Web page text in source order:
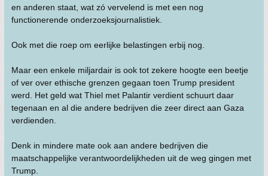
en anderen staat, wat zó vervelend is met een nog
functionerende onderzoeksjournalistiek.
Ook met die roep om eerlijke belastingen erbij nog.
Maar een enkele miljardair is ook tot zekere hoogte een beetje
of ver over ethische grenzen gegaan toen Trump president
werd. Het geld wat Thiel met Palantir verdient schuurt daar
tegenaan en al die andere bedrijven die zeer direct aan Gaza
verdienden.
Denk in mindere mate ook aan andere bedrijven die
maatschappelijke verantwoordelijkheden uit de weg gingen met
Trump.